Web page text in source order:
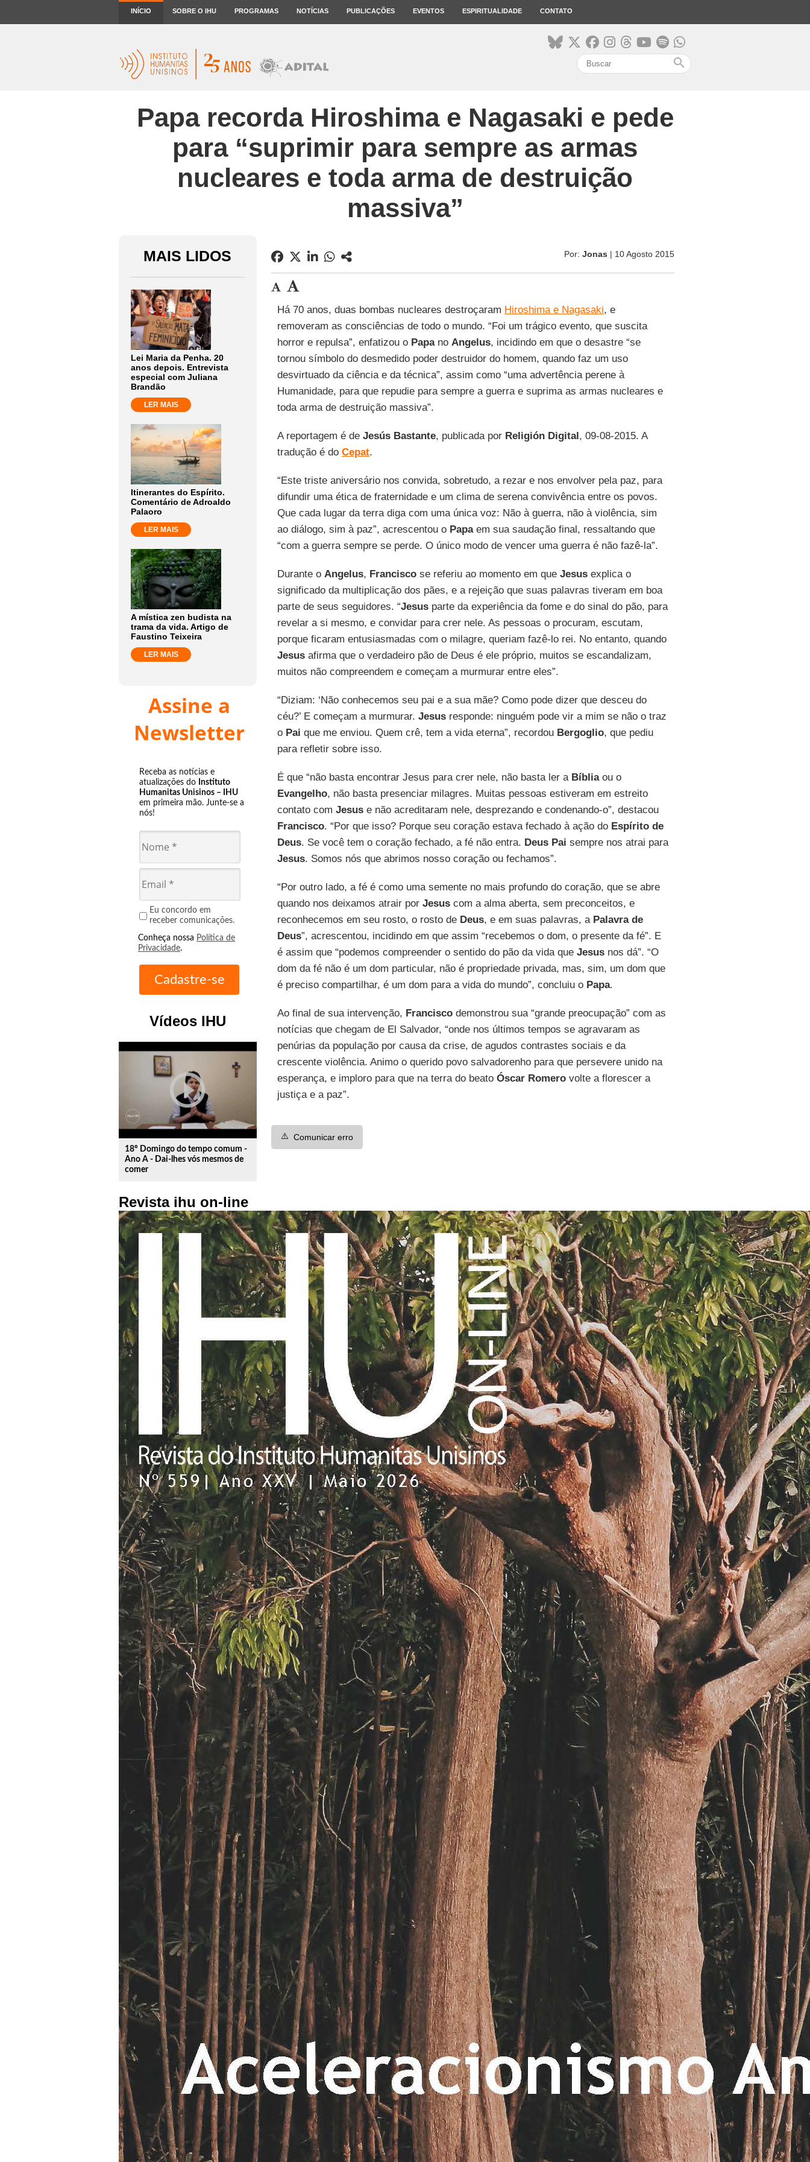
INÍCIO SOBRE O IHU PROGRAMAS NOTÍCIAS PUBLICAÇÕES EVENTOS ESPIRITUALIDADE CONTATO
search
Papa recorda Hiroshima e Nagasaki e pede
para “suprimir para sempre as armas
nucleares e toda arma de destruição
massiva”
MAIS LIDOS
Lei Maria da Penha. 20
anos depois. Entrevista
especial com Juliana
Brandão
LER MAIS
Itinerantes do Espírito.
Comentário de Adroaldo
Palaoro
LER MAIS
A mística zen budista na
trama da vida. Artigo de
Faustino Teixeira
LER MAIS
Assine a
Newsletter
Receba as notícias e
atualizações do Instituto
Humanitas Unisinos – IHU
em primeira mão. Junte-se a
nós!
Eu concordo em
receber comunicações.
Conheça nossa Política de
Privacidade.
Vídeos IHU
play_circle_outline
18º Domingo do tempo comum -
Ano A - Dai-lhes vós mesmos de
comer
Revista ihu on-line
Por: Jonas | 10 Agosto 2015
Há 70 anos, duas bombas nucleares destroçaram Hiroshima e Nagasaki, e
removeram as consciências de todo o mundo. “Foi um trágico evento, que suscita
horror e repulsa”, enfatizou o Papano Angelus, incidindo em que o desastre “se
tornou símbolo do desmedido poder destruidor do homem, quando faz um uso
desvirtuado da ciência e da técnica”, assim como “uma advertência perene à
Humanidade, para que repudie para sempre a guerra e suprima as armas nucleares e
toda arma de destruição massiva”.
A reportagem é de Jesús Bastante, publicada por Religión Digital, 09-08-2015. A
tradução é do Cepat.
“Este triste aniversário nos convida, sobretudo, a rezar e nos envolver pela paz, para
difundir uma ética de fraternidade e um clima de serena convivência entre os povos.
Que cada lugar da terra diga com uma única voz: Não à guerra, não à violência, sim
ao diálogo, sim à paz”, acrescentou o Papaem sua saudação final, ressaltando que
“com a guerra sempre se perde. O único modo de vencer uma guerra é não fazê-la”.
Durante o Angelus, Franciscose referiu ao momento em que Jesusexplica o
significado da multiplicação dos pães, e a rejeição que suas palavras tiveram em boa
parte de seus seguidores. “Jesusparte da experiência da fome e do sinal do pão, para
revelar a si mesmo, e convidar para crer nele. As pessoas o procuram, escutam,
porque ficaram entusiasmadas com o milagre, queriam fazê-lo rei. No entanto, quando
Jesusafirma que o verdadeiro pão de Deus é ele próprio, muitos se escandalizam,
muitos não compreendem e começam a murmurar entre eles”.
“Diziam: ‘Não conhecemos seu pai e a sua mãe? Como pode dizer que desceu do
céu?’ E começam a murmurar. Jesusresponde: ninguém pode vir a mim se não o traz
o Pai que me enviou. Quem crê, tem a vida eterna”, recordou Bergoglio, que pediu
para refletir sobre isso.
É que “não basta encontrar Jesus para crer nele, não basta ler a Bíbliaou o
Evangelho, não basta presenciar milagres. Muitas pessoas estiveram em estreito
contato com Jesuse não acreditaram nele, desprezando e condenando-o”, destacou
Francisco. “Por que isso? Porque seu coração estava fechado à ação do Espírito de
Deus. Se você tem o coração fechado, a fé não entra. Deus Pai sempre nos atrai para
Jesus. Somos nós que abrimos nosso coração ou fechamos”.
“Por outro lado, a fé é como uma semente no mais profundo do coração, que se abre
quando nos deixamos atrair por Jesuscom a alma aberta, sem preconceitos, e
reconhecemos em seu rosto, o rosto de Deus, e em suas palavras, a Palavra de
Deus”, acrescentou, incidindo em que assim “recebemos o dom, o presente da fé”. E
é assim que “podemos compreender o sentido do pão da vida que Jesusnos dá”. “O
dom da fé não é um dom particular, não é propriedade privada, mas, sim, um dom que
é preciso compartilhar, é um dom para a vida do mundo”, concluiu o Papa.
Ao final de sua intervenção, Franciscodemonstrou sua “grande preocupação” com as
notícias que chegam de El Salvador, “onde nos últimos tempos se agravaram as
penúrias da população por causa da crise, de agudos contrastes sociais e da
crescente violência. Animo o querido povo salvadorenho para que persevere unido na
esperança, e imploro para que na terra do beato Óscar Romerovolte a florescer a
justiça e a paz”.
⚠️ Comunicar erro